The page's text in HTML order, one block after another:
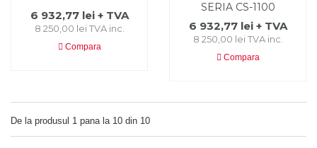
6 932,77 lei + TVA
8 250,00 lei TVA inc.
Compara
SERIA CS-1100
6 932,77 lei + TVA
8 250,00 lei TVA inc.
Compara
De la produsul 1 pana la 10 din 10